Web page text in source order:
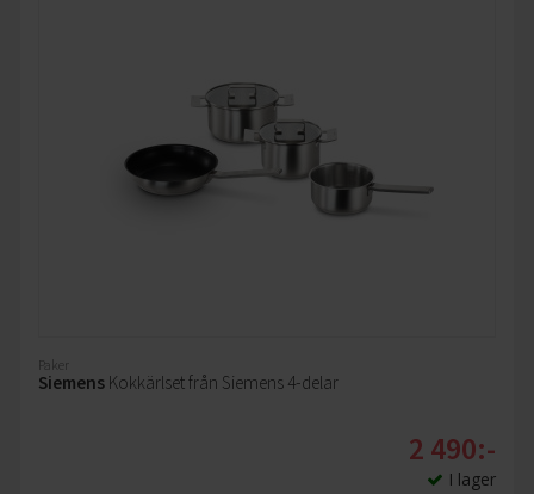
Paker
Siemens Kokkärlset från Siemens 4-delar
2 490:-
I lager